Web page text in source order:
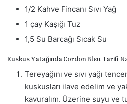
1/2 Kahve Fincanı Sıvı Yağ
1 çay Kaşığı Tuz
1,5 Su Bardağı Sıcak Su
Kuskus Yatağında Cordon Bleu Tarifi
Tereyağını ve sıvı yağı
kuskusları ilave edelim ve
kavuralım. Üzerine suyu ve